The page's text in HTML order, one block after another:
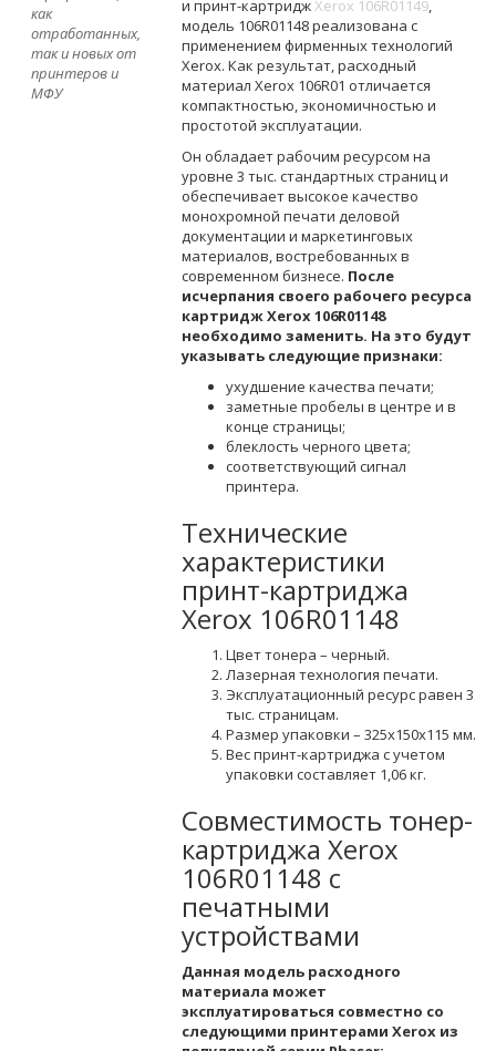
как
отработанных,
так и новых от
принтеров и
МФУ
и принт-картридж Xerox 106R01149
модель 106R01148 реализована с
применением фирменных технологий
Xerox. Как результат, расходный
материал Xerox 106R01 отличается
компактностью, экономичностью и
простотой эксплуатации.
Он обладает рабочим ресурсом на
уровне 3 тыс. стандартных страниц и
обеспечивает высокое качество
монохромной печати деловой
документации и маркетинговых
материалов, востребованных в
современном бизнесе. После
исчерпания своего рабочего ресурса
картридж Xerox 106R01148
необходимо заменить. На это будут
указывать следующие признаки:
ухудшение качества печати;
заметные пробелы в центре и в
конце страницы;
блеклость черного цвета;
соответствующий сигнал
принтера.
Технические
характеристики
принт-картриджа
Xerox 106R01148
Цвет тонера – черный.
Лазерная технология печати.
Эксплуатационный ресурс равен 3
тыс. страницам.
Размер упаковки – 325х150х115 мм.
Вес принт-картриджа с учетом
упаковки составляет 1,06 кг.
Совместимость тонер-
картриджа Xerox
106R01148 с
печатными
устройствами
Данная модель расходного
материала может
эксплуатироваться совместно со
следующими принтерами Xerox из